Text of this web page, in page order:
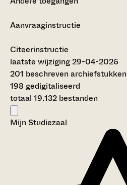
Aanvraaginstructie
Citeerinstructie
laatste wijziging 29-04-2026
201 beschreven archiefstukken
198 gedigitaliseerd
totaal 19.132 bestanden
Mijn Studiezaal